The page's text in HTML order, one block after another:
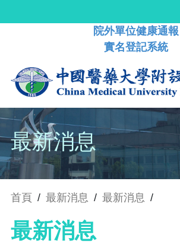
院外單位健康通報
實名登記系統
最新消息
首頁 / 最新消息 / 最新消息 /
最新消息